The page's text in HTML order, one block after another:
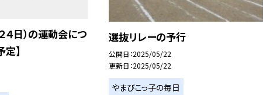
４日）の運動会につ
定】
選抜リレーの予行
公開日 2025/05/22
更新日 2025/05/22
やまびこっ子の毎日